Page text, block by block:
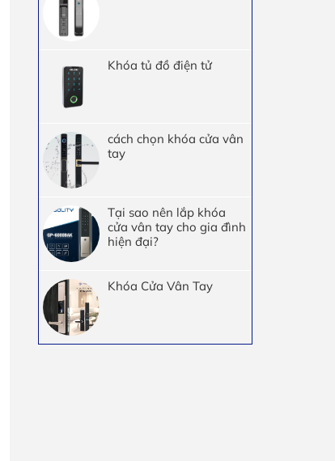
Khóa tủ đồ điện tử
cách chọn khóa cửa vân
tay
Tại sao nên lắp khóa
cửa vân tay cho gia đình
hiện đại?
Khóa Cửa Vân Tay